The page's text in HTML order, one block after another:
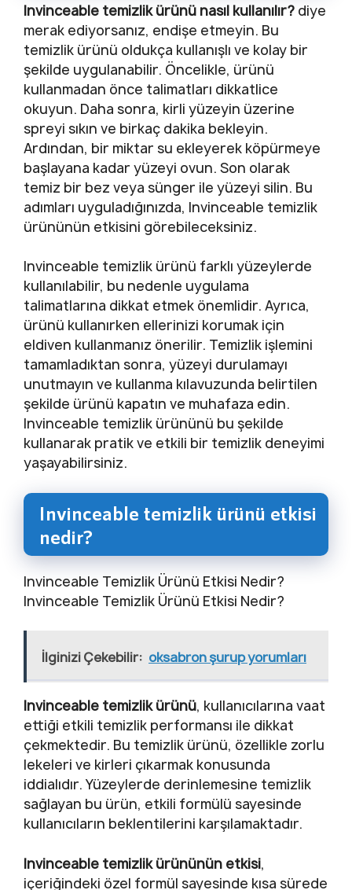
Invinceable temizlik ürünü nasıl kullanılır? diye
merak ediyorsanız, endişe etmeyin. Bu
temizlik ürünü oldukça kullanışlı ve kolay bir
şekilde uygulanabilir. Öncelikle, ürünü
kullanmadan önce talimatları dikkatlice
okuyun. Daha sonra, kirli yüzeyin üzerine
spreyi sıkın ve birkaç dakika bekleyin.
Ardından, bir miktar su ekleyerek köpürmeye
başlayana kadar yüzeyi ovun. Son olarak
temiz bir bez veya sünger ile yüzeyi silin. Bu
adımları uyguladığınızda, Invinceable temizlik
ürününün etkisini görebileceksiniz.
Invinceable temizlik ürünü farklı yüzeylerde
kullanılabilir, bu nedenle uygulama
talimatlarına dikkat etmek önemlidir. Ayrıca,
ürünü kullanırken ellerinizi korumak için
eldiven kullanmanız önerilir. Temizlik işlemini
tamamladıktan sonra, yüzeyi durulamayı
unutmayın ve kullanma kılavuzunda belirtilen
şekilde ürünü kapatın ve muhafaza edin.
Invinceable temizlik ürününü bu şekilde
kullanarak pratik ve etkili bir temizlik deneyimi
yaşayabilirsiniz.
Invinceable temizlik ürünü etkisi
nedir?
Invinceable Temizlik Ürünü Etkisi Nedir?
Invinceable Temizlik Ürünü Etkisi Nedir?
İlginizi Çekebilir: oksabron şurup yorumları
Invinceable temizlik ürünü, kullanıcılarına vaat
ettiği etkili temizlik performansı ile dikkat
çekmektedir. Bu temizlik ürünü, özellikle zorlu
lekeleri ve kirleri çıkarmak konusunda
iddialıdır. Yüzeylerde derinlemesine temizlik
sağlayan bu ürün, etkili formülü sayesinde
kullanıcıların beklentilerini karşılamaktadır.
Invinceable temizlik ürününün etkisi,
içeriğindeki özel formül sayesinde kısa sürede